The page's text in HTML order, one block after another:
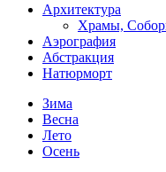
Архитектура
Храмы,
Аэрография
Абстракция
Натюрморт
Зима
Весна
Лето
Осень